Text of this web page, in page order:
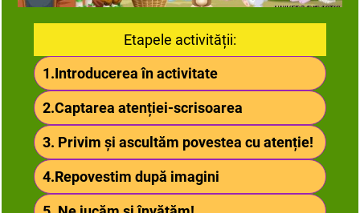
Etapele activității:
1.Introducerea în activitate
2.Captarea atenției-scrisoarea
3. Privim și ascultăm povestea cu atenție!
4.Repovestim după imagini